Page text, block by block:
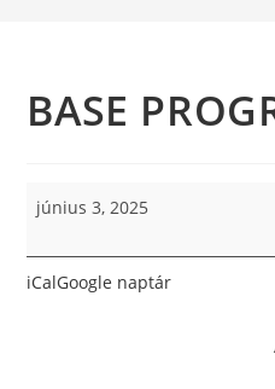
BASE
június 3, 2025
iCalGoogle naptár